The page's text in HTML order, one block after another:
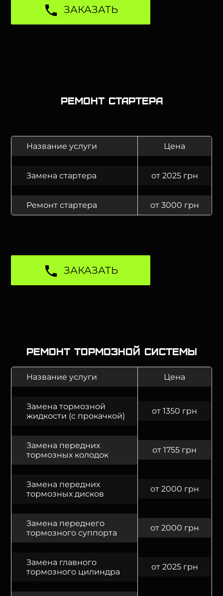
ЗАКАЗАТЬ
Ремонт стартера
Название услуги Цена
Замена стартера от 2025 грн
Ремонт стартера от 3000 грн
ЗАКАЗАТЬ
Ремонт тормозной системы
Название услуги Цена
Замена тормозной
жидкости (с прокачкой)
от 1350 грн
Замена передних
тормозных колодок
от 1755 грн
Замена передних
тормозных дисков
от 2000 грн
Замена переднего
тормозного суппорта
от 2000 грн
Замена главного
тормозного цилиндра
от 2025 грн